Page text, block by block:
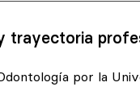
trayectoria
por la